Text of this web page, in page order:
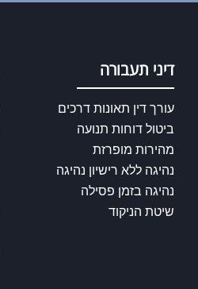
דיני תעבורה
עורך דין תאונות דרכים
ביטול דוחות תנועה
מהירות מופרזת
נהיגה ללא רישיון נהיגה
נהיגה בזמן פסילה
שיטת הניקוד